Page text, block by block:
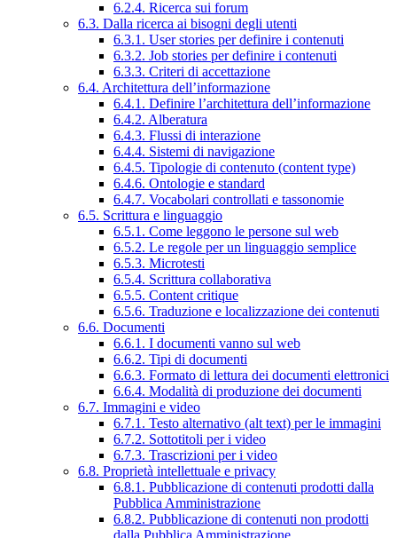
6.2.4. Ricerca sui forum
6.3. Dalla ricerca ai bisogni degli utenti
6.3.1. User stories per definire i contenuti
6.3.2. Job stories per definire i contenuti
6.3.3. Criteri di accettazione
6.4. Architettura dell’informazione
6.4.1. Definire l’architettura dell’informazione
6.4.2. Alberatura
6.4.3. Flussi di interazione
6.4.4. Sistemi di navigazione
6.4.5. Tipologie di contenuto (content type)
6.4.6. Ontologie e standard
6.4.7. Vocabolari controllati e tassonomie
6.5. Scrittura e linguaggio
6.5.1. Come leggono le persone sul web
6.5.2. Le regole per un linguaggio semplice
6.5.3. Microtesti
6.5.4. Scrittura collaborativa
6.5.5. Content critique
6.5.6. Traduzione e localizzazione dei contenuti
6.6. Documenti
6.6.1. I documenti vanno sul web
6.6.2. Tipi di documenti
6.6.3. Formato di lettura dei documenti elettronici
6.6.4. Modalità di produzione dei documenti
6.7. Immagini e video
6.7.1. Testo alternativo (alt text) per le immagini
6.7.2. Sottotitoli per i video
6.7.3. Trascrizioni per i video
6.8. Proprietà intellettuale e privacy
6.8.1. Pubblicazione di contenuti prodotti dalla
Pubblica Amministrazione
6.8.2. Pubblicazione di contenuti non prodotti
dalla Pubblica Amministrazione